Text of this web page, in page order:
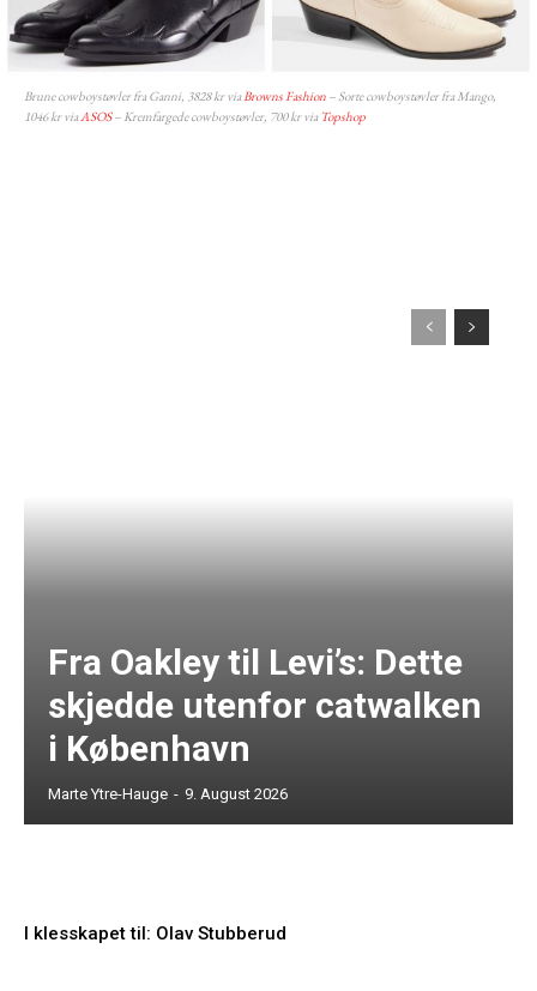
Brune cowboystøvler fra Ganni, 3828 kr viaBrowns Fashion – Sorte cowboystøvler fra Mango,
1046 kr viaASOS– Kremfargede cowboystøvler, 700 kr via Topshop
Fra Oakley til Levi’s: Dette
skjedde utenfor catwalken
i København
Marte Ytre-Hauge - 9. August 2026
I klesskapet til: Olav Stubberud